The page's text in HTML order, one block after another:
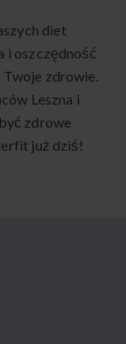
diet
i oszczędność
zdrowie.
Leszna i
zdrowe
już dziś!